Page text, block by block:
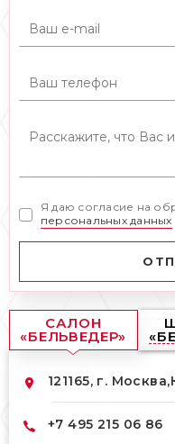
Я даю согласие на
персональных данных
САЛОН
«БЕЛЬВЕДЕР»
121165, г. Москва,
+7 495 215 06 86